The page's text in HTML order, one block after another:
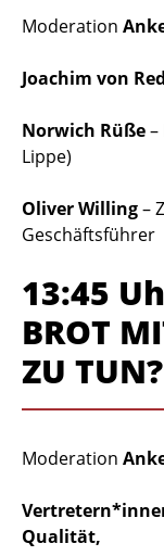
Moderation
Joachim von
Norwich Rüße–
Lippe)
Oliver Willing–
Geschäftsführer
13:45
BROT
ZU TUN?
Moderation
Qualität,